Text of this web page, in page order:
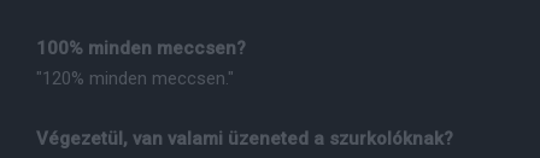
100% minden meccsen?
"120% minden meccsen."
Végezetül, van valami üzeneted a szurkolóknak?